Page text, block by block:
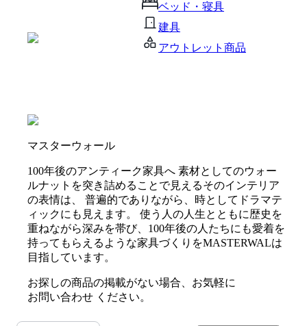
ベッド・寝具
建具
アウトレット商品
マスターウォール
100年後のアンティーク家具へ 素材としてのウォー
ルナットを突き詰めることで見えるそのインテリア
の表情は、 普遍的でありながら、時としてドラマテ
ィックにも見えます。 使う人の人生とともに歴史を
重ねながら深みを帯び、100年後の人たちにも愛着を
持ってもらえるような家具づくりをMASTERWALは
目指しています。
お探しの商品の掲載がない場合、お気軽に
お問い合わせ ください。